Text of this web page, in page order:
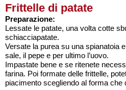
Frittelle di patate
Preparazione:
Lessate le patate, una volta cotte
schiacciapatate.
Versate la purea su una spianatoia
sale, il pepe e per ultimo l’uovo.
Impastate bene e se ritenete
farina. Poi formate delle frittelle,
piacimento scegliendo al forma che